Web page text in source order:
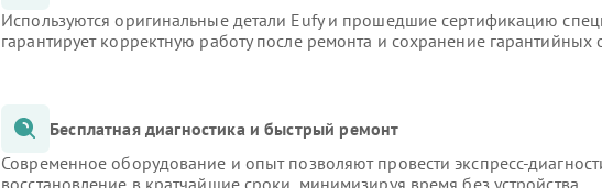
Используются оригинальные детали Eufy и прошедшие сертификацию
гарантирует корректную работу после ремонта и сохранение гарантийных
Бесплатная диагностика и быстрый ремонт
Современное оборудование и опыт позволяют провести экспресс-
восстановление в кратчайшие сроки, минимизируя время без устройства